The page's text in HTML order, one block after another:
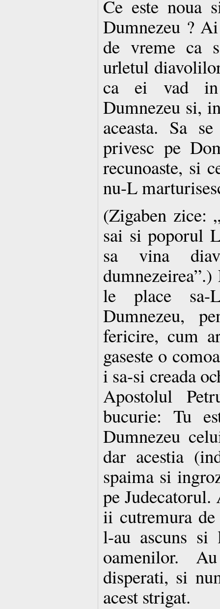
Ce este noua
Dumnezeu ?
de vreme ca
urletul
ca ei vad
Dumnezeu si,
aceasta. Sa
privesc pe
recunoaste, si
nu-L
(Zigaben zice:
sai si poporul
sa vina
le place sa-
Dumnezeu,
fericire, cum
gaseste o
i sa-si creada
Apostolul
bucurie: Tu
Dumnezeu
dar acestia
spaima si
pe
ii cutremura
l-au ascuns
oamenilor.
disperati, si
acest strigat.